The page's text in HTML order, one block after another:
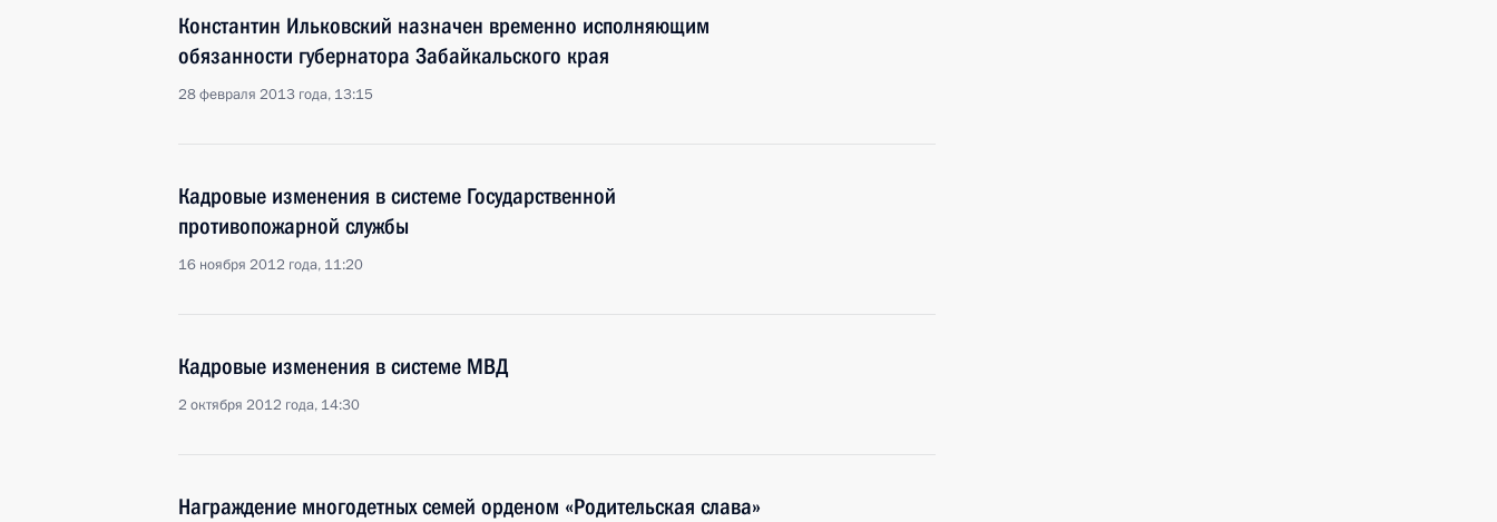
Константин Ильковский назначен временно исполняющим
обязанности губернатора Забайкальского края
28 февраля 2013 года, 13:15
Кадровые изменения в системе Государственной
противопожарной службы
16 ноября 2012 года, 11:20
Кадровые изменения в системе МВД
2 октября 2012 года, 14:30
Награждение многодетных семей орденом «Родительская слава»